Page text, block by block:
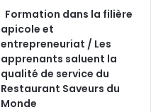
Formation dans la filière
apicole et
entrepreneuriat / Les
apprenants saluent la
qualité de service du
Restaurant Saveurs du
Monde